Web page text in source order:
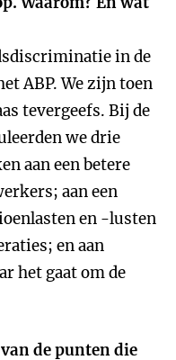
in de
ABP. We zijn toen
tevergeefs. Bij de
we drie
aan een betere
aan een
en -lusten
en aan
het gaat om de
de punten die